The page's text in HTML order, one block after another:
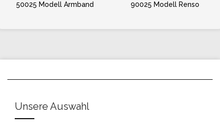
50025 Modell Armband 90025 Modell Renso
Unsere Auswahl